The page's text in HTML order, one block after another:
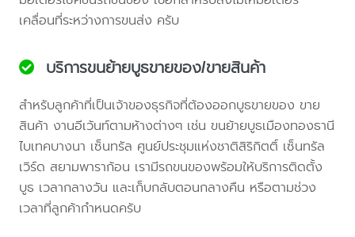
เคลื่อนที่ระหว่างการขนส่ง ครับ
บริการขนย้ายบูธขายของ/ขายสินค้า
สำหรับลูกค้าที่เป็นเจ้าของธุรกิจที่ต้องออกบูธขายของ ขาย
สินค้า งานอีเว้นท์ตามห้างต่างๆ เช่น ขนย้ายบูธเมืองทองธานี
ไบเทคบางนา เซ็นทรัล ศูนย์ประชุมแห่งชาติสิริกิตติ์ เซ็นทรัล
เวิร์ด สยามพาราก้อน เรามีรถขนของพร้อมให้บริการติดตั้ง
บูธ เวลากลางวัน และเก็บกลับตอนกลางคืน หรือตามช่วง
เวลาที่ลูกค้ากำหนดครับ